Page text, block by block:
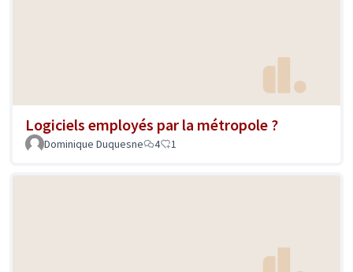
Logiciels employés par la métropole ?
Dominique Duquesne 4 1